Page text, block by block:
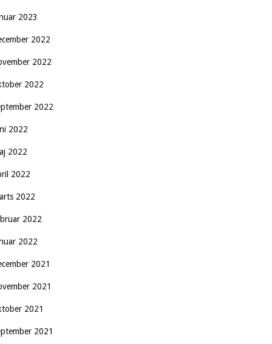
2023
2022
2022
2022
2022
2022
2022
2022
2022
2022
2022
2021
2021
2021
2021